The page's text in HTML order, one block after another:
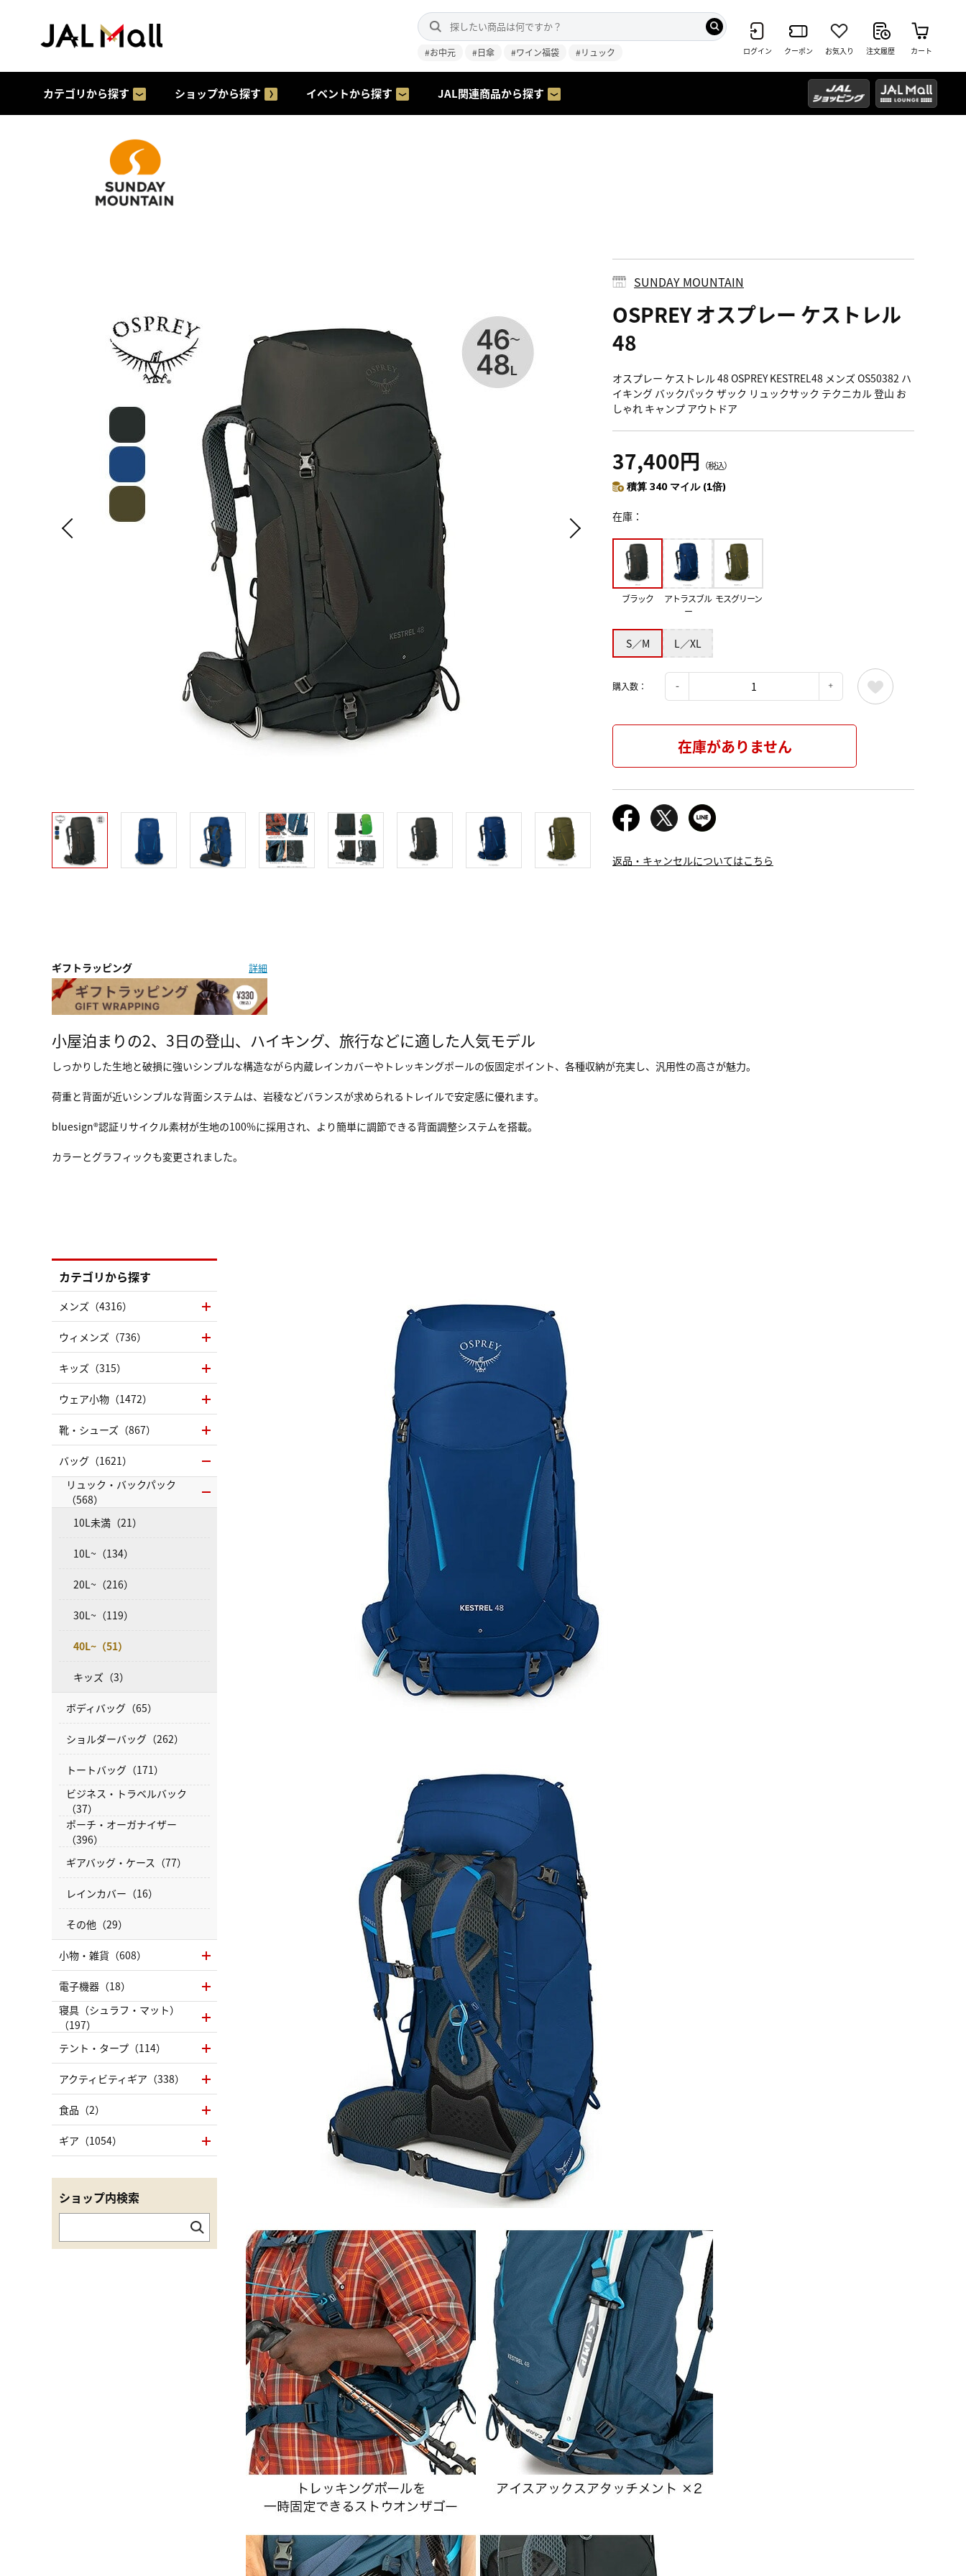
#お中元 #日傘 #ワイン福袋 #リュック ログイン クーポン お気入り 注文履歴 カート
カテゴリから探す ショップから探す イベントから探す JAL関連商品から探す
SUNDAY MOUNTAIN
OSPREY オスプレー ケストレル
48
オスプレー ケストレル 48 OSPREY KESTREL48 メンズ OS50382 ハ
イキング バックパック ザック リュックサック テクニカル 登山 お
しゃれ キャンプ アウトドア
37,400円 （税込）
積算 340 マイル (1倍)
在庫
ブラック
アトラスブル
ー
モスグリーン
S／M L／XL
購入数：
在庫がありません
返品・キャンセルについてはこちら
ギフトラッピング 詳細
小屋泊まりの2、3日の登山、ハイキング、旅行などに適した人気モデル
しっかりした生地と破損に強いシンプルな構造ながら内蔵レインカバーやトレッキングポールの仮固定ポイント、各種収納が充実し、汎用性の高さが魅力。
荷重と背面が近いシンプルな背面システムは、岩稜などバランスが求められるトレイルで安定感に優れます。
bluesign®認証リサイクル素材が生地の100%に採用され、より簡単に調節できる背面調整システムを搭載。
カラーとグラフィックも変更されました。
カテゴリから探す
メンズ（4316）
ウィメンズ（736）
キッズ（315）
ウェア小物（1472）
靴・シューズ（867）
バッグ（1621）
リュック・バックパック
（568）
10L未満（21）
10L~（134）
20L~（216）
30L~（119）
40L~（51）
キッズ（3）
ボディバッグ（65）
ショルダーバッグ（262）
トートバッグ（171）
ビジネス・トラベルバック
（37）
ポーチ・オーガナイザー
（396）
ギアバッグ・ケース（77）
レインカバー（16）
その他（29）
小物・雑貨（608）
電子機器（18）
寝具（シュラフ・マット）
（197）
テント・タープ（114）
アクティビティギア（338）
食品（2）
ギア（1054）
ショップ内検索